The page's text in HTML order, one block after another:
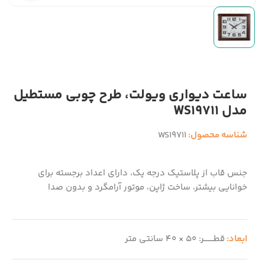
ساعت دیواری ویولت، طرح چوبی مستطیل
مدل WS19711
شناسه محصول: WS19711
جنس قاب از پلاستیک درجه یک، دارای اعداد برجسته برای
خوانایی بیشتر، ساخت ژاپن، موتور آرامگرد و بدون صدا
ابعاد: قطــــــــر: 50 × 40 سانتی متر